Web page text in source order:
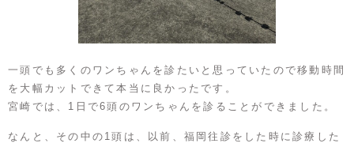
一頭でも多くのワンちゃんを診たいと思っていたので移動時間
を大幅カットできて本当に良かったです。
宮崎では、1日で6頭のワンちゃんを診ることができました。
なんと、その中の1頭は、以前、福岡往診をした時に診療した